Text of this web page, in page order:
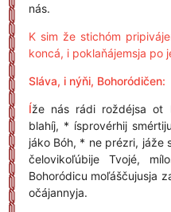
nás.
K sim že stichóm
koncá, i poklaňájemsja po
Sláva, i nýňi, Bohoródičen:
Íže nás rádi roždéjsa ot
blahíj, * ísprovérhij
jáko Bóh, * ne prézri, jáže
čelovikoľúbije Tvojé,
Bohoródicu moľáščujusja
očájannyja.